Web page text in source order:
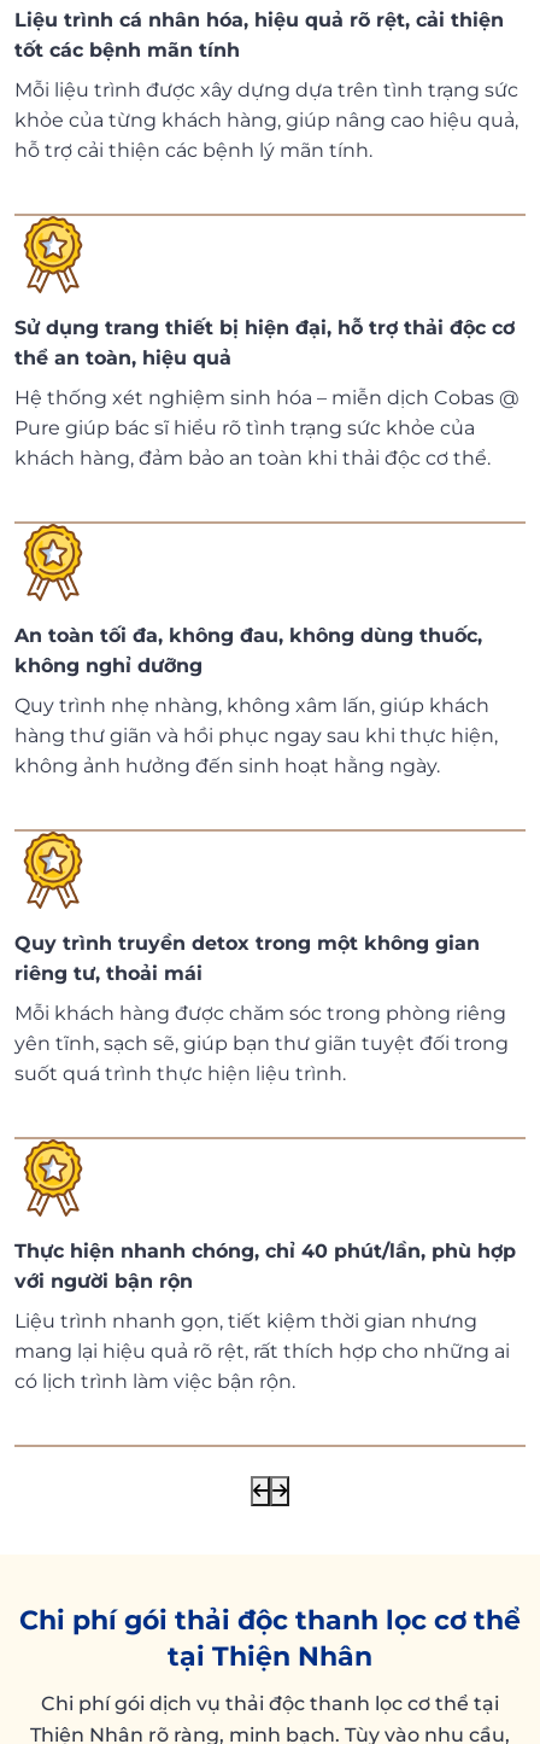
Liệu trình cá nhân hóa, hiệu quả rõ rệt, cải thiện
tốt các bệnh mãn tính
Mỗi liệu trình được xây dựng dựa trên tình trạng sức
khỏe của từng khách hàng, giúp nâng cao hiệu quả,
hỗ trợ cải thiện các bệnh lý mãn tính.
Sử dụng trang thiết bị hiện đại, hỗ trợ thải độc cơ
thể an toàn, hiệu quả
Hệ thống xét nghiệm sinh hóa – miễn dịch Cobas @
Pure giúp bác sĩ hiểu rõ tình trạng sức khỏe của
khách hàng, đảm bảo an toàn khi thải độc cơ thể.
An toàn tối đa, không đau, không dùng thuốc,
không nghỉ dưỡng
Quy trình nhẹ nhàng, không xâm lấn, giúp khách
hàng thư giãn và hồi phục ngay sau khi thực hiện,
không ảnh hưởng đến sinh hoạt hằng ngày.
Quy trình truyền detox trong một không gian
riêng tư, thoải mái
Mỗi khách hàng được chăm sóc trong phòng riêng
yên tĩnh, sạch sẽ, giúp bạn thư giãn tuyệt đối trong
suốt quá trình thực hiện liệu trình.
Thực hiện nhanh chóng, chỉ 40 phút/lần, phù hợp
với người bận rộn
Liệu trình nhanh gọn, tiết kiệm thời gian nhưng
mang lại hiệu quả rõ rệt, rất thích hợp cho những ai
có lịch trình làm việc bận rộn.
Chi phí gói thải độc thanh lọc cơ thể
tại Thiện Nhân
Chi phí gói dịch vụ thải độc thanh lọc cơ thể tại
Thiện Nhân rõ ràng, minh bạch. Tùy vào nhu cầu,